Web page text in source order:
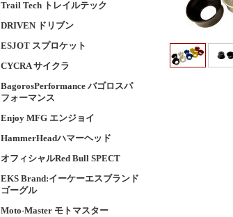
Trail Tech トレイルテック
DRIVEN ドリブン
ESJOT スプロケット
CYCRA サイクラ
BagorosPerformance バゴロスパ
フォーマンス
Enjoy MFG エンジョイ
HammerHeadハマーヘッド
オフィシャルRed Bull SPECT
EKS Brand:イーケーエスブランド
ゴーグル
Moto-Master モトマスター